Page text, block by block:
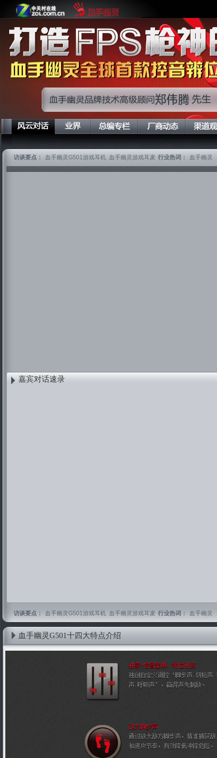
访谈要点： 血手幽灵G501游戏耳机 血手幽灵游戏耳麦 行业热词： 血手幽灵
嘉宾对话速录
访谈要点： 血手幽灵G501游戏耳机 血手幽灵游戏耳麦 行业热词： 血手幽灵
血手幽灵G501十四大特点介绍